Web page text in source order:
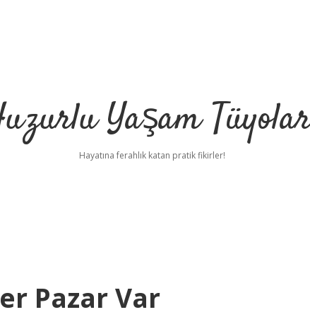
Yaşam
Hayatına ferahlık katan pratik fikirler!
Pazar Var